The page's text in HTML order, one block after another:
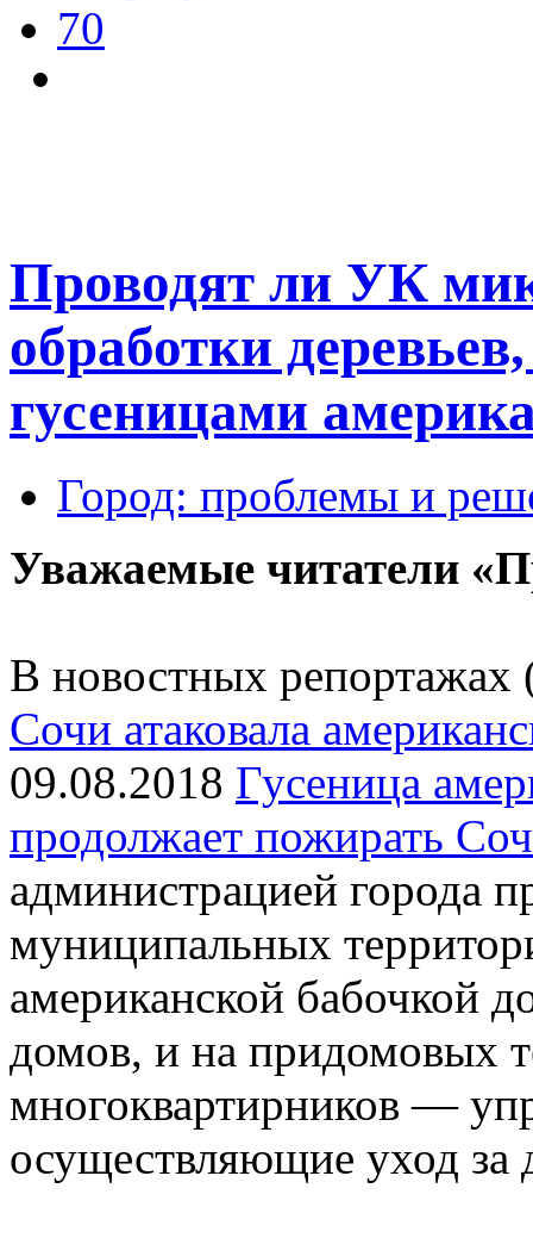
70
Проводят ли УК
обработки
гусеницами
Город: проблемы и
Уважаемые читатели
В новостных репортажах
Сочи атаковала
09.08.2018 Гусеница
продолжает пожирать
администрацией города
муниципальных
американской бабочкой
домов, и на придомовых
многоквартирников —
осуществляющие уход за